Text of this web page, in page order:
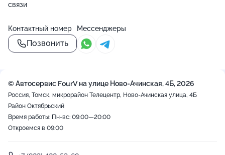
связи
Контактный номер
Позвонить
Мессенджеры
© Автосервис FourV на улице Ново-Ачинская, 4Б, 2026
Россия, Томск, микрорайон Телецентр, Ново-Ачинская улица, 4Б
Район Октябрьский
Время работы: Пн-вс: 09:00—20:00
Откроемся в 09:00